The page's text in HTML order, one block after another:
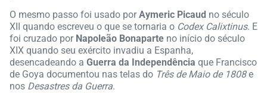
O mesmo passo foi usado porAymeric Picaud no século
XII quando escreveu o que se tornaria o Codex Calixtinus. E
foi cruzado por Napoleão Bonaparte no início do século
XIX quando seu exército invadiu a Espanha,
desencadeando a Guerra da Independência que Francisco
de Goya documentou nas telas do Três de Maio de 1808e
nos Desastres da Guerra.